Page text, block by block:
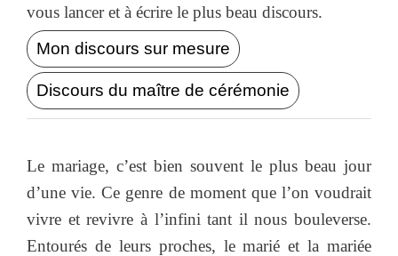
vous lancer et à écrire le plus beau discours.
Mon discours sur mesure
Discours du maître de cérémonie
Le mariage, c’est bien souvent le plus beau jour
d’une vie. Ce genre de moment que l’on voudrait
vivre et revivre à l’infini tant il nous bouleverse.
Entourés de leurs proches, le marié et la mariée